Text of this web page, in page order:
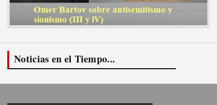
Noticias en el Tiempo...